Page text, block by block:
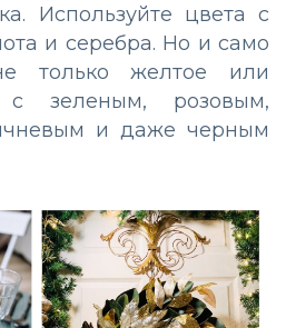
Используйте цвета с
и серебра. Но и само
только желтое или
зеленым, розовым,
и даже черным